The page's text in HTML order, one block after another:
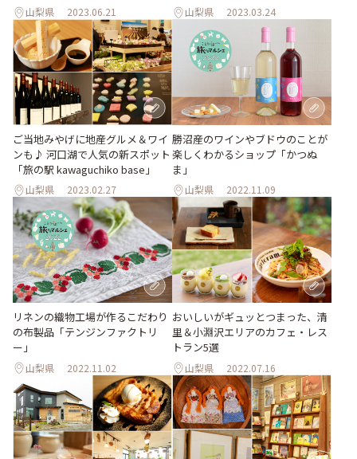
山梨県 2023.06.21 山梨県 2023.03.24
ご当地みやげに地産グルメ＆ワイ
ンも♪ 河口湖で人気の新スポット
「旅の駅 kawaguchiko base」
山梨県 2023.02.27
勝沼産のワインやブドウのことが
楽しくわかるショップ「かつぬ
ま」
山梨県 2022.11.09
リネンの織物工場が作るこだわり
の布製品「テンジンファクトリ
ー」
山梨県 2022.11.02
おいしいがギュッとつまった、清
里＆小淵沢エリアのカフェ・レス
トラン5選
山梨県 2022.07.16